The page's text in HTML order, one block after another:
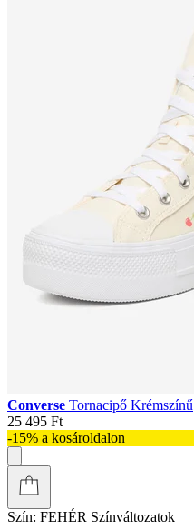
Converse Tornacipő Krémszínű
25 495 Ft
-15% a kosároldalon
Szín: FEHÉR Színváltozatok